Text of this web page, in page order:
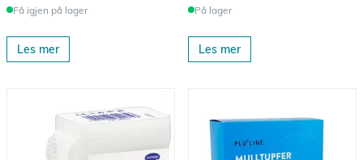
Få igjen på lager
Les mer
På lager
Les mer